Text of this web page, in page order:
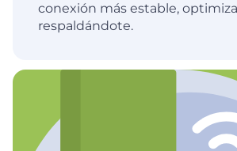
conexión más estable,
respaldándote.